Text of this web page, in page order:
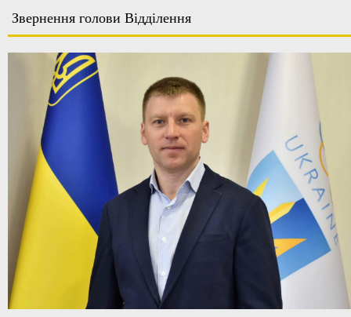
Звернення голови Відділення